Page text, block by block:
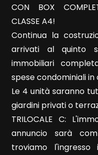
CON BOX
CLASSE A4!
Continua la
arrivati al quinto
immobiliari
spese condominiali in
Le 4 unità saranno
giardini privati o
TRILOCALE C:
annuncio sarà
troviamo
Locali
minimi
Qualsiasi
1